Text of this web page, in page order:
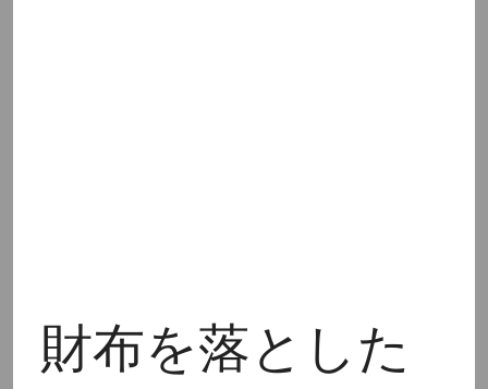
財布を落とした